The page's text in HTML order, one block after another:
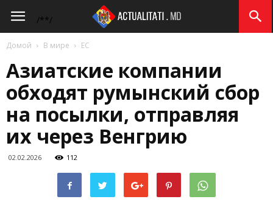
/**/
Actualitati.md
Домой В мире ЕС
Азиатские компании
обходят румынский сбор
на посылки, отправляя
их через Венгрию
02.02.2026 112